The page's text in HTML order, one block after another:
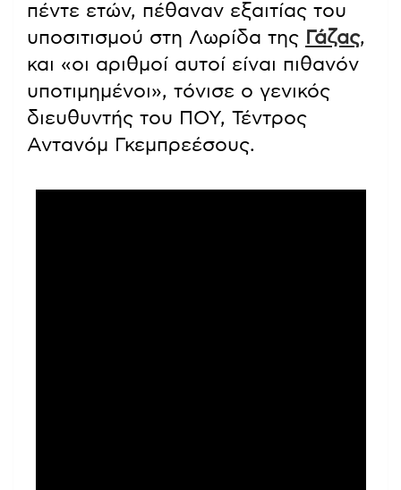
πέντε ετών, πέθαναν εξαιτίας του
υποσιτισμού στη Λωρίδα της Γάζας,
και «οι αριθμοί αυτοί είναι πιθανόν
υποτιμημένοι», τόνισε ο γενικός
διευθυντής του ΠΟΥ, Τέντρος
Αντανόμ Γκεμπρεέσους.